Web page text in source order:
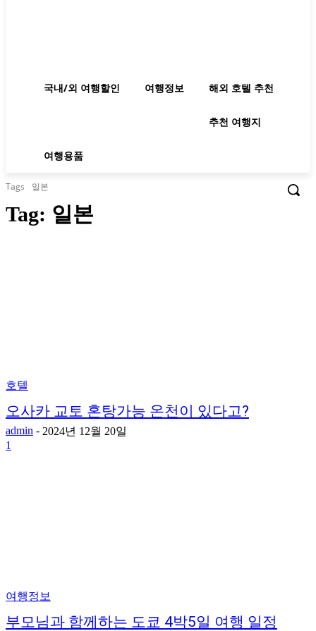
국내/외 여행할인 여행정보 해외 호텔 추천
추천 여행지
여행용품
Tags 일본
Tag: 일본
호텔
오사카 교토 혼탕가능 온천이 있다고?
admin - 2024년 12월 20일
1
여행정보
부모님과 함께하는 도쿄 4박5일 여행 일정